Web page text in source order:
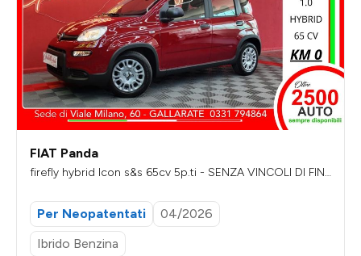
FIAT Panda
firefly hybrid Icon s&s 65cv 5p.ti - SENZA VINCOLI DI FIN
Per Neopatentati
04/2026
Ibrido Benzina